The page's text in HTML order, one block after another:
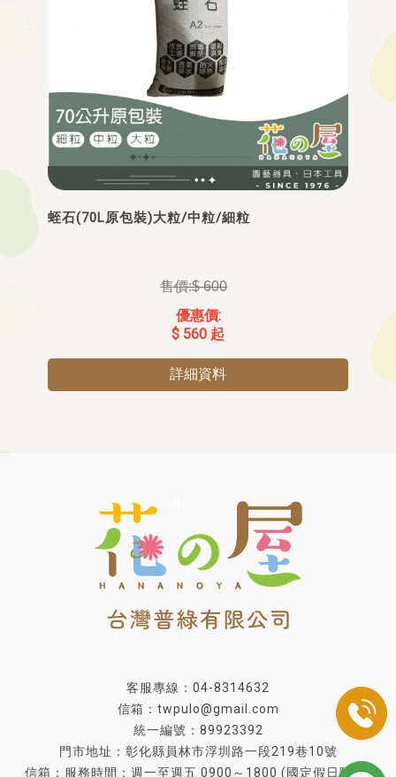
蛭石(70L原包裝)大粒/中粒/細粒
$ 600
$ 560 起
詳細資料
客服專線：04-8314632
信箱：twpulo@gmail.com
統一編號：89923392
門市地址：彰化縣員林市浮圳路一段219巷10號
信箱：服務時間：週一至週五 0900～1800 (國定假日除外)